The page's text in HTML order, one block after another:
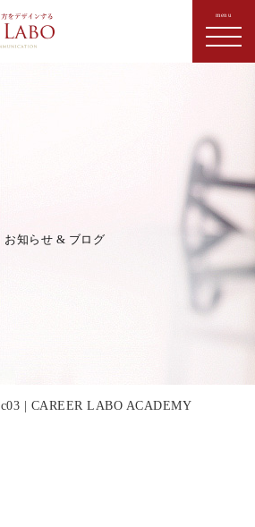
お知らせ & ブログ
c03 | CAREER LABO ACADEMY